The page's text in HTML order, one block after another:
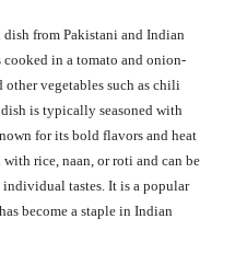
from Pakistani and Indian
in a tomato and onion-
other vegetables such as chili
dish is typically seasoned with
for its bold flavors and heat
rice, naan, or roti and can be
tastes. It is a popular
become a staple in Indian